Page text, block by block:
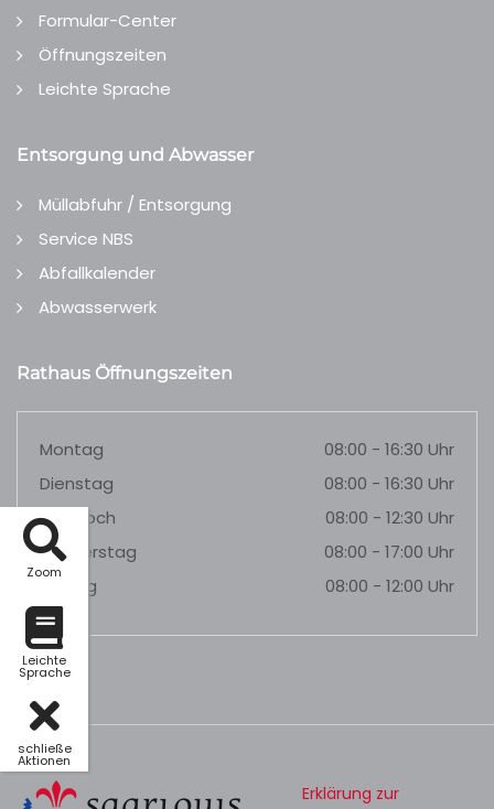
Zoom
Leichte
Sprache
schließe
Aktionen
Formular-Center
Öffnungszeiten
Leichte Sprache
Entsorgung und Abwasser
Müllabfuhr / Entsorgung
Service NBS
Abfallkalender
Abwasserwerk
Rathaus Öffnungszeiten
Montag
08:00 - 16:30 Uhr
Dienstag
08:00 - 16:30 Uhr
Mittwoch
08:00 - 12:30 Uhr
Donnerstag
08:00 - 17:00 Uhr
Freitag
08:00 - 12:00 Uhr
Erklärung zur